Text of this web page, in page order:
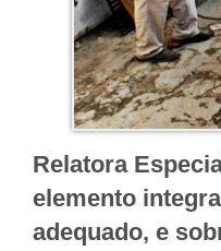
Relatora
elemento
adequado, e